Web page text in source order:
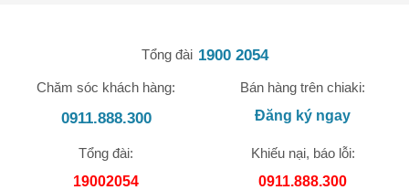
Tổng đài 1900 2054
Chăm sóc khách hàng:
0911.888.300
Bán hàng trên chiaki:
Đăng ký ngay
Tổng đài:
19002054
Khiếu nại, báo lỗi:
0911.888.300
Mã Giảm Giá Dành Riêng Cho Bạn